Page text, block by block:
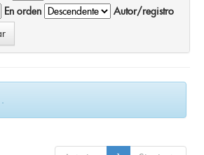
En orden
Autor/registro